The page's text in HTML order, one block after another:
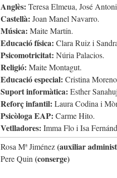
Anglès: Teresa Elmeua, José
Castellà: Joan Manel Navarro.
Música: Maite Martín.
Educació física: Clara Ruiz i
Psicomotricitat: Núria Palacios.
Religió: Maite Montagut.
Educació especial: Cristina
Suport informàtica: Esther
Reforç infantil: Laura Codina i
Psicòloga EAP: Carme Hito.
Vetlladores: Imma Flo i Isa
Rosa Mª Jiménez(auxiliar
Pere Quin (conserge)